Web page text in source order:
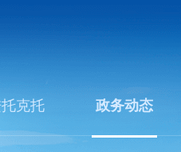
克托 政务动态